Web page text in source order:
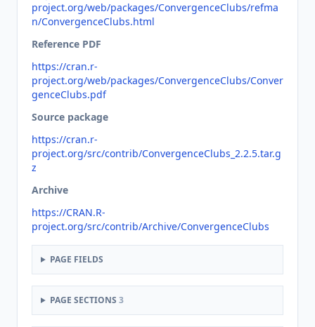
project.org/web/packages/ConvergenceClubs/refma
n/ConvergenceClubs.html
Reference PDF
https://cran.r-
project.org/web/packages/ConvergenceClubs/Conver
genceClubs.pdf
Source package
https://cran.r-
project.org/src/contrib/ConvergenceClubs_2.2.5.tar.g
z
Archive
https://CRAN.R-
project.org/src/contrib/Archive/ConvergenceClubs
PAGE FIELDS
PAGE SECTIONS 3